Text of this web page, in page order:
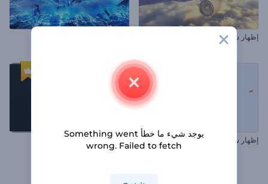
إظهار شعار الطائرة
إظهار شعار في شكل نقاط متحركة شعار التحلل النشط
يوجد شيء ما خطأ Something went
wrong. Failed to fetch